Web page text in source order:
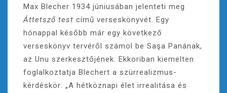
Max Blecher 1934 júniusában jelenteti meg
Áttetsző test című verseskönyvét. Egy
hónappal később már egy következő
verseskönyv tervéről számol be Saşa Panának,
az Unu szerkesztőjének. Ekkoriban kiemelten
foglalkoztatja Blechert a szürrealizmus-
kérdéskör: „A hétköznapi élet irrealitása és